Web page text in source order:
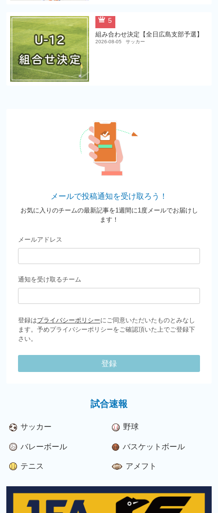
5
組み合わせ決定【全日広島支部予選】
2026-08-05 サッカー
メールで投稿通知を受け取ろう！
お気に入りのチームの最新記事を1週間に1度メールでお届けし
ます！
メールアドレス
通知を受け取るチーム
登録はプライバシーポリシーにご同意いただいたものとみなし
ます。予めプライバシーポリシーをご確認頂いた上でご登録下
さい。
登録
試合速報
サッカー 野球
バレーボール バスケットボール
テニス アメフト